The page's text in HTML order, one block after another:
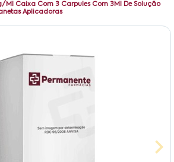
Ml Caixa Com 3 Carpules Com 3Ml De Solução
Aplicadoras